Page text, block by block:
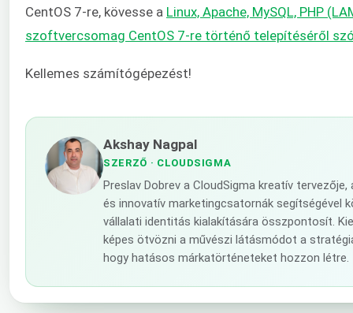
CentOS 7-re, kövesse a Linux, Apache, MySQL, PHP
szoftvercsomag CentOS 7-re történő telepítéséről
Kellemes számítógépezést!
Akshay Nagpal
SZERZŐ · CLOUDSIGMA
Preslav Dobrev a CloudSigma kreatív tervezője,
és innovatív marketingcsatornák segítségével
vállalati identitás kialakítására összpontosít.
képes ötvözni a művészi látásmódot a
hogy hatásos márkatörténeteket hozzon létre.